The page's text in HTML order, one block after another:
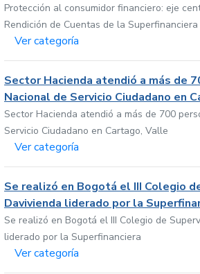
Protección al consumidor financiero: eje
Rendición de Cuentas de la Superfinanciera
Ver categoría
Sector Hacienda atendió a más de
Nacional de Servicio Ciudadano en
Sector Hacienda atendió a más de 700
Servicio Ciudadano en Cartago, Valle
Ver categoría
Se realizó en Bogotá el III Colegio
Davivienda liderado por la
Se realizó en Bogotá el III Colegio de
liderado por la Superfinanciera
Ver categoría